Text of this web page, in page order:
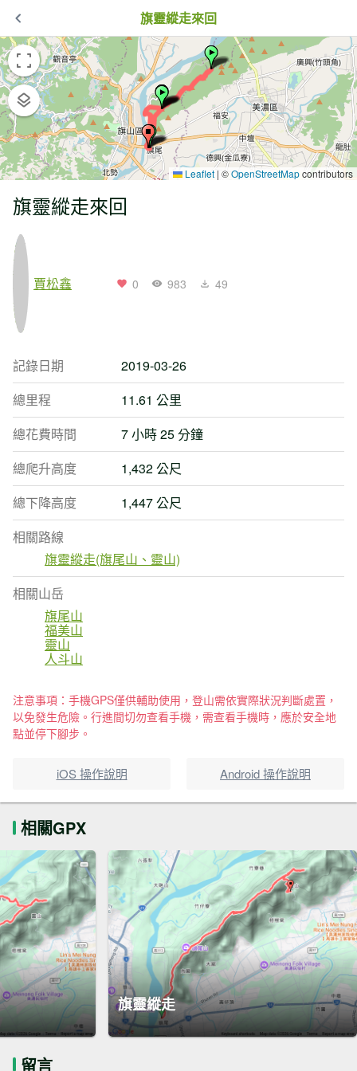
旗靈縱走來回
Leaflet | ©OpenStreetMapcontributors
旗靈縱走來回
賈松鑫 0 983 49
記錄日期
2019-03-26
總里程
11.61 公里
總花費時間
7 小時 25 分鐘
總爬升高度
1,432 公尺
總下降高度
1,447 公尺
相關路線
旗靈縱走(旗尾山、靈山)
相關山岳
旗尾山
福美山
靈山
人斗山
注意事項：手機GPS僅供輔助使用，登山需依實際狀況判斷處置，
以免發生危險。行進間切勿查看手機，需查看手機時，應於安全地
點並停下腳步。
iOS 操作說明 Android 操作說明
相關GPX
旗靈縱走
留言